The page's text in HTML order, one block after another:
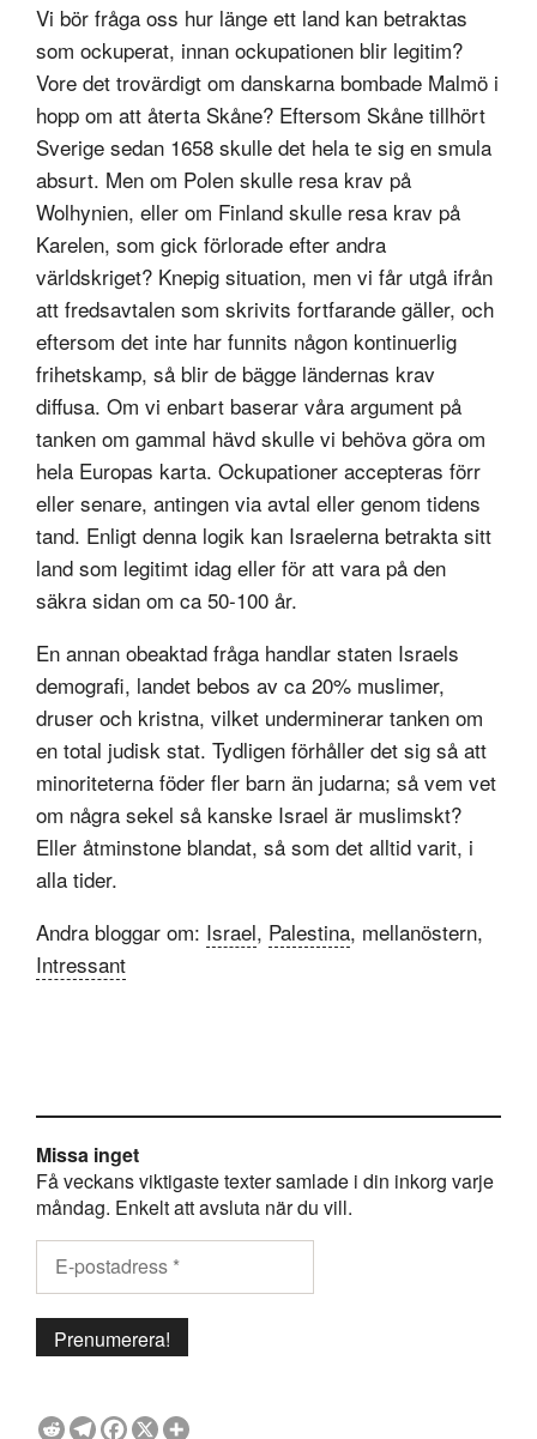
Vi bör fråga oss hur länge ett land kan betraktas
som ockuperat, innan ockupationen blir legitim?
Vore det trovärdigt om danskarna bombade Malmö i
hopp om att återta Skåne? Eftersom Skåne tillhört
Sverige sedan 1658 skulle det hela te sig en smula
absurt. Men om Polen skulle resa krav på
Wolhynien, eller om Finland skulle resa krav på
Karelen, som gick förlorade efter andra
världskriget? Knepig situation, men vi får utgå ifrån
att fredsavtalen som skrivits fortfarande gäller, och
eftersom det inte har funnits någon kontinuerlig
frihetskamp, så blir de bägge ländernas krav
diffusa. Om vi enbart baserar våra argument på
tanken om gammal hävd skulle vi behöva göra om
hela Europas karta. Ockupationer accepteras förr
eller senare, antingen via avtal eller genom tidens
tand. Enligt denna logik kan Israelerna betrakta sitt
land som legitimt idag eller för att vara på den
säkra sidan om ca 50-100 år.
En annan obeaktad fråga handlar staten Israels
demografi, landet bebos av ca 20% muslimer,
druser och kristna, vilket underminerar tanken om
en total judisk stat. Tydligen förhåller det sig så att
minoriteterna föder fler barn än judarna; så vem vet
om några sekel så kanske Israel är muslimskt?
Eller åtminstone blandat, så som det alltid varit, i
alla tider.
Andra bloggar om: Israel, Palestina, mellanöstern,
Intressant
Missa inget
Få veckans viktigaste texter samlade i din inkorg varje
måndag. Enkelt att avsluta när du vill.